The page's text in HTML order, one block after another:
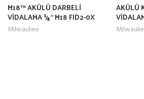
M18™ AKÜLÜ DARBELİ
VİDALAMA 1⁄4“ M18 FID2-0X
Milwaukee
AKÜLÜ